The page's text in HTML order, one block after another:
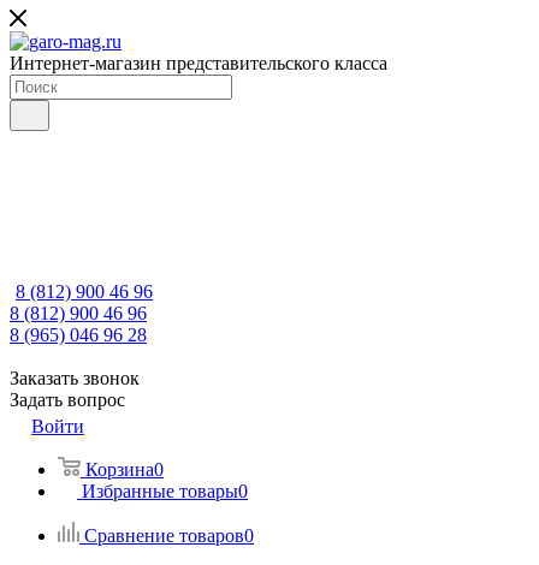
Интернет-магазин представительского класса
8 (812) 900 46 96
8 (812) 900 46 96
8 (965) 046 96 28
Заказать звонок
Задать вопрос
Войти
Корзина0
Избранные товары0
Сравнение товаров0